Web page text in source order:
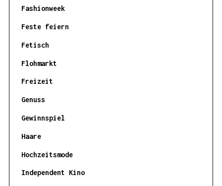
Fashionweek
Feste feiern
Fetisch
Flohmarkt
Freizeit
Genuss
Gewinnspiel
Haare
Hochzeitsmode
Independent Kino